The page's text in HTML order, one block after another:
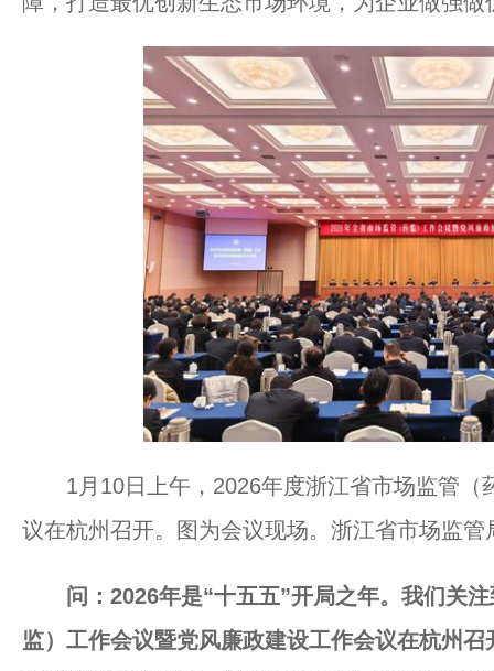
1月10日上午，2026年度浙江省市场监管
议在杭州召开。图为会议现场。浙江省市场监管
问：2026年是“十五五”开局之年。我们关注
监）工作会议暨党风廉政建设工作会议在杭州